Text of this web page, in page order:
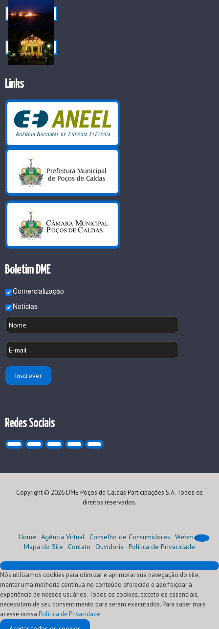
Links
Boletim DME
Comercialização
Notícias
Redes Sociais
Copyright © 2026 DME Poços de Caldas Participações S.A. Todos os
direitos reservados.
Home Agência Virtual Conselho de Consumidores
Webmail
Mapa do Site
Contato Ouvidoria Política de Privacidade
Home
Institucional
Quem Somos
Nossa História
Visão, Missão e Valores
Nossos Negócios
Atendimento
Agência Virtual (Serviços)
Segunda via
Ressarcimento de danos elétricos
Conheça sua conta
Normas Técnicas
Oportunidades
Programa de Estágio
Programa Jovem Aprendiz
Comercialização
Leilões de Energia
Fornecedores
Nós utilizamos cookies para otimizar e aprimorar sua navegação do site,
manter uma melhoria contínua no conteúdo oferecido e aperfeiçoar a
experiência de nossos usuários. Todos os cookies, exceto os essenciais,
necessitam de seu consentimento para serem executados. Para saber mais
acesse nossa Política de Privacidade